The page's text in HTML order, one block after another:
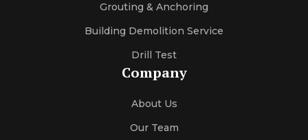
Grouting & Anchoring
Building Demolition Service
Drill Test
Company
About Us
Our Team